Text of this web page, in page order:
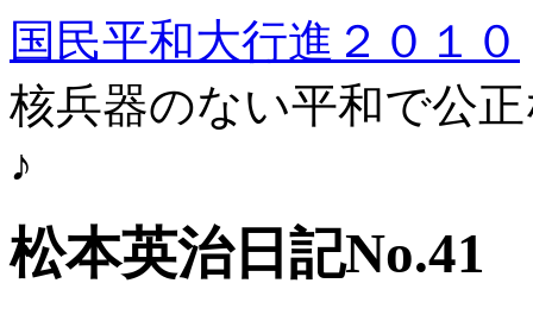
国民平和大行進２０１０
核兵器のない平和で公
♪
松本英治日記No.41